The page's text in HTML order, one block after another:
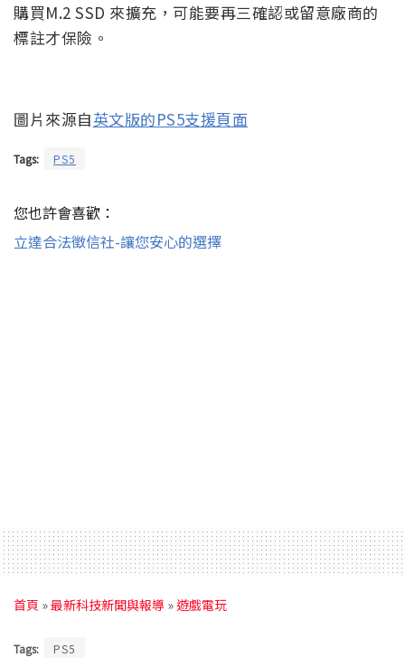
購買M.2 SSD 來擴充，可能要再三確認或留意廠商的
標註才保險。
圖片來源自英文版的PS5支援頁面
Tags: PS5
您也許會喜歡：
立達合法徵信社-讓您安心的選擇
首頁 »最新科技新聞與報導 »遊戲電玩
Tags: PS5